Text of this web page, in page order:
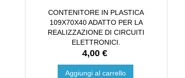
CONTENITORE IN PLASTICA
109X70X40 ADATTO PER LA
REALIZZAZIONE DI CIRCUITI
ELETTRONICI.
4,00 €
Aggiungi al carrello